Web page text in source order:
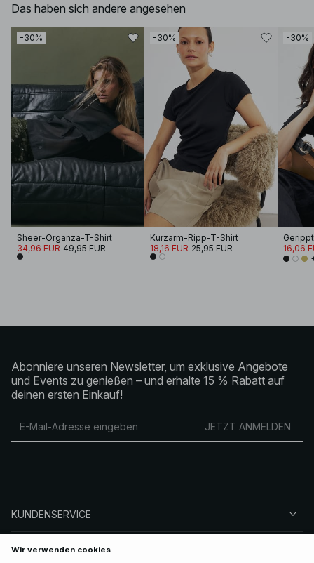
Das haben sich andere angesehen
-30%
Sheer-Organza-T-Shirt
34,96 EUR 49,95 EUR
-30%
Kurzarm-Ripp-T-Shirt
18,16 EUR 25,95 EUR
-30%
16,06
Abonniere unseren Newsletter, um exklusive Angebote
und Events zu genießen – und erhalte 15 % Rabatt auf
deinen ersten Einkauf!
JETZT ANMELDEN
KUNDENSERVICE
ÜBER NA-KD